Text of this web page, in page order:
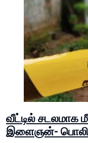
வீட்டில் சடலமாக
இளைஞன்-